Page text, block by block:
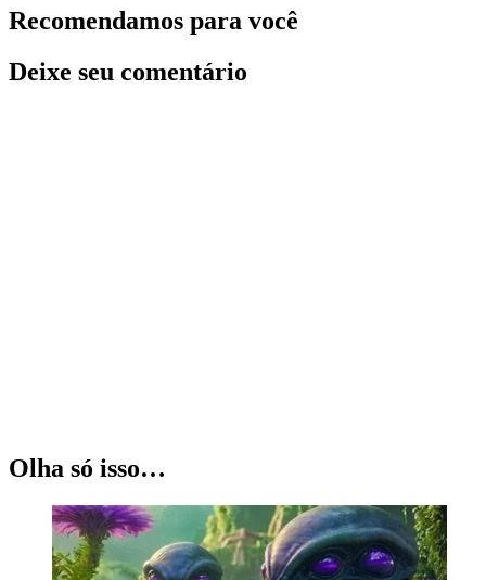
Recomendamos para você
Deixe seu comentário
Olha só isso…